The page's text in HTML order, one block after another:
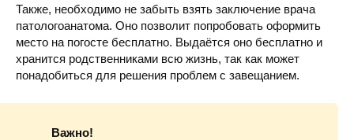
Также, необходимо не забыть взять заключение врача
патологоанатома. Оно позволит попробовать оформить
место на погосте бесплатно. Выдаётся оно бесплатно и
хранится родственниками всю жизнь, так как может
понадобиться для решения проблем с завещанием.
Важно!